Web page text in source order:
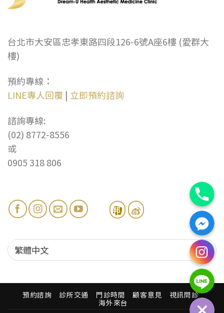
台北市大安區忠孝東路四段126-6號A座6樓 (愛群大
樓)
預約專線：
LINE專人回覆 | 立即預約諮詢
諮詢專線:
(02) 8772-8556
或
0905 318 806
預約諮詢 診所交通 門診時間 顧客意見
視訊問診
海外來台
電話
Facebook訊息
Line